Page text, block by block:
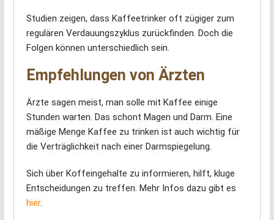
Studien zeigen, dass Kaffeetrinker oft zügiger zum
regulären Verdauungszyklus zurückfinden. Doch die
Folgen können unterschiedlich sein.
Empfehlungen von Ärzten
Ärzte sagen meist, man solle mit Kaffee einige
Stunden warten. Das schont Magen und Darm. Eine
mäßige Menge Kaffee zu trinken ist auch wichtig für
die Verträglichkeit nach einer Darmspiegelung.
Sich über Koffeingehalte zu informieren, hilft, kluge
Entscheidungen zu treffen. Mehr Infos dazu gibt es
hier.